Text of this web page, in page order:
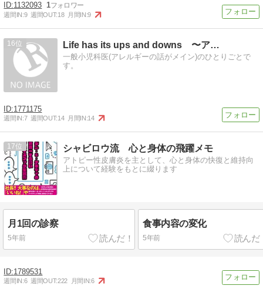
1132093 1
週間IN:9 週間OUT:18 月間IN:9
16 Life has its ups and downs 〜ア…
一般小児科医(アレルギーの話がメイン)のひとりごとで
す。
1771175
週間IN:7 週間OUT:14 月間IN:14
17 シャビロウ流 心と身体の飛躍メモ
アトピー性皮膚炎を主として、心と身体の快復と維持向
上について経験をもとに綴ります
月1回の診察
5年前
食事内容の変化
5年前
1789531
週間IN:6 週間OUT:222 月間IN:6